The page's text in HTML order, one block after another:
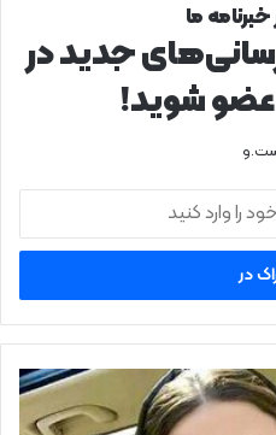
ما
جدید در
عضو شوید!